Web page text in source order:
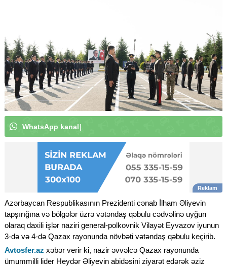
WhatsApp kanalı
Azərbaycan Respublikasının Prezidenti cənab İlham Əliyevin
tapşırığına və bölgələr üzrə vətəndaş qəbulu cədvəlinə uyğun
olaraq daxili işlər naziri general-polkovnik Vilayət Eyvazov iyunun
3-də və 4-də Qazax rayonunda növbəti vətəndaş qəbulu keçirib.
Avtosfer.az xəbər verir ki, nazir əvvəlcə Qazax rayonunda
ümummilli lider Heydər Əliyevin abidəsini ziyarət edərək əziz